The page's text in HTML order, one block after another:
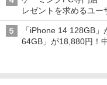
レゼントを求めるユー
「iPhone 14 128GB
64GB」が18,880円！